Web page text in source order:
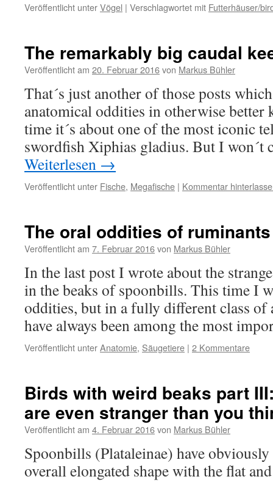
Veröffentlicht unterVögel | Verschlagwortet mit Futterhäuser/
The remarkably big caudal
Veröffentlicht am 20. Februar 2016von Markus Bühler
That´s just another of those posts
anatomical oddities in otherwise better
time it´s about one of the most iconic
swordfish Xiphias gladius. But I
Weiterlesen →
Veröffentlicht unter Fische, Megafische | Kommentar
The oral oddities of ruminants
Veröffentlicht am 7. Februar 2016von Markus Bühler
In the last post I wrote about the
in the beaks of spoonbills. This time I
oddities, but in a fully different class of
have always been among the most
Veröffentlicht unterAnatomie, Säugetiere | 2 Kommentare
Birds with weird beaks part
are even stranger than you
Veröffentlicht am 4. Februar 2016von Markus Bühler
Spoonbills (Plataleinae) have
overall elongated shape with the flat